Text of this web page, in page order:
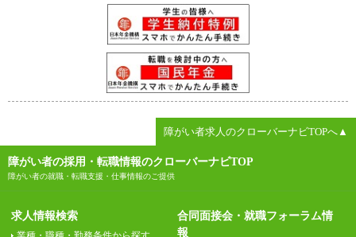
障がい者求人のクローバーナビTOPへ▲
障がい者の採用・転職情報のクローバーナビTOP
障がい者の就職・転職支援・仕事情報のご提供
求人情報検索
合同面接会・就職フォーラム情
報